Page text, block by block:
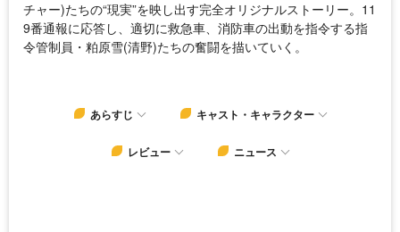
チャー)たちの“現実”を映し出す完全オリジナルストーリー。11
9番通報に応答し、適切に救急車、消防車の出動を指令する指
令管制員・粕原雪(清野)たちの奮闘を描いていく。
あらすじ キャスト・キャラクター
レビュー ニュース